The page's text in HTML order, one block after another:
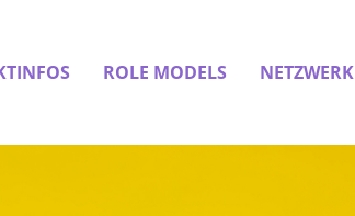
ROLE MODELS NETZWERK